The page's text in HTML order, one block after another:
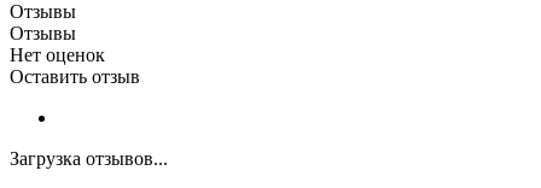
Отзывы
Отзывы
Нет оценок
Оставить отзыв
Загрузка отзывов...